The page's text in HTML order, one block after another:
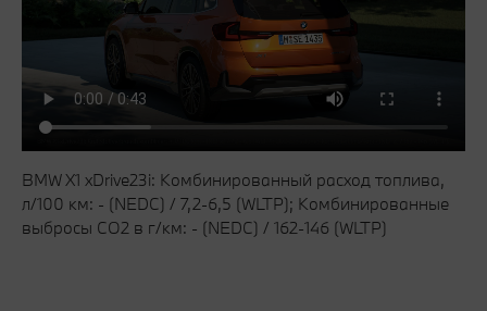
BMW X1 xDrive23i: Комбинированный расход топлива,
л/100 км: - (NEDC) / 7,2-6,5 (WLTP); Комбинированные
выбросы CO2 в г/км: - (NEDC) / 162-146 (WLTP)